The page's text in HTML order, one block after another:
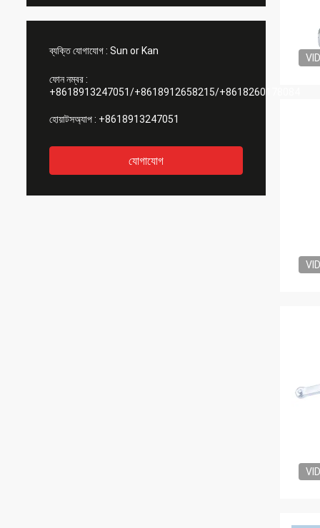
ব্যক্তি যোগাযোগ : Sun or Kan
ফোন নম্বর :
+8618913247051/+8618912658215/+8618260178084
হোয়াটসঅ্যাপ : +8618913247051
যোগাযোগ